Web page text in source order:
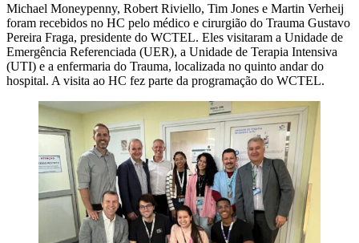
Michael Moneypenny, Robert Riviello, Tim Jones e Martin Verheij
foram recebidos no HC pelo médico e cirurgião do Trauma Gustavo
Pereira Fraga, presidente do WCTEL. Eles visitaram a Unidade de
Emergência Referenciada (UER), a Unidade de Terapia Intensiva
(UTI) e a enfermaria do Trauma, localizada no quinto andar do
hospital. A visita ao HC fez parte da programação do WCTEL.